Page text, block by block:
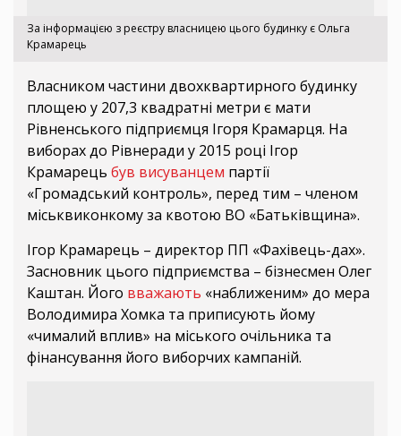
За інформацією з реєстру власницею цього будинку є Ольга
Крамарець
Власником частини двохквартирного будинку
площею у 207,3 квадратні метри є мати
Рівненського підприємця Ігоря Крамарця. На
виборах до Рівнеради у 2015 році Ігор
Крамарець був висуванцем партії
«Громадський контроль», перед тим – членом
міськвиконкому за квотою ВО «Батьківщина».
Ігор Крамарець – директор ПП «Фахівець-дах».
Засновник цього підприємства – бізнесмен Олег
Каштан. Його вважають «наближеним» до мера
Володимира Хомка та приписують йому
«чималий вплив» на міського очільника та
фінансування його виборчих кампаній.